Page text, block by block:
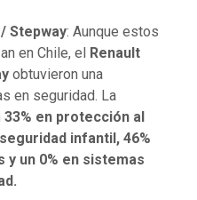
Stepway: Aunque estos
en Chile, el
Renault
obtuvieron una
en seguridad. La
33% en protección al
infantil, 46%
un 0% en sistemas